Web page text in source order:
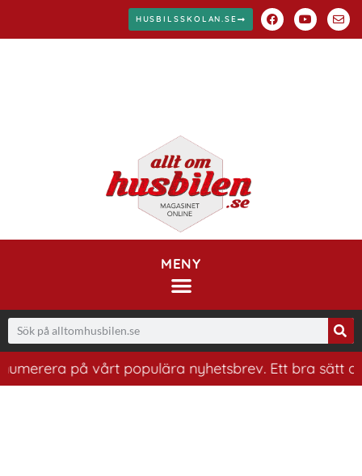
HUSBILSSKOLAN.SE
MENY
på vårt populära nyhetsbrev. Ett bra sätt att ha